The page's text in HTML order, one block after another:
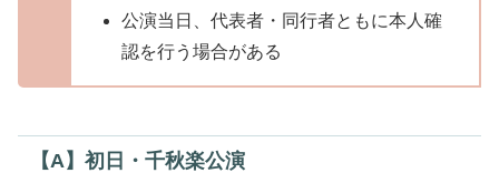
公演当日、代表者・同行者ともに本人確
認を行う場合がある
【A】初日・千秋楽公演